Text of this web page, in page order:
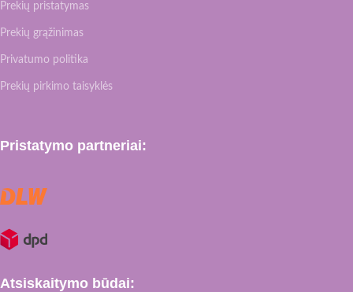
Prekių pristatymas
Prekių grąžinimas
Privatumo politika
Prekių pirkimo taisyklės
Pristatymo partneriai:
Atsiskaitymo būdai: